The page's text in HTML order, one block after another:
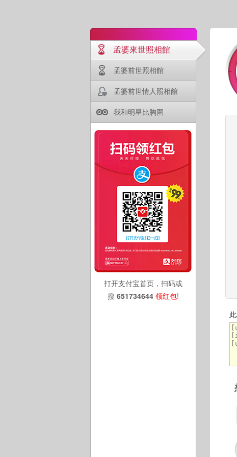
孟婆來世照相館
孟婆前世照相館
孟婆前世情人照相館
我和明星比胸圍
打开支付宝首页，扫码或
搜 651734644 领红包!